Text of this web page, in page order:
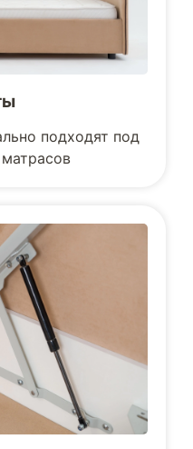
подходят под